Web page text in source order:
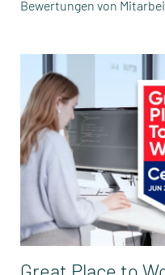
Bewertungen von